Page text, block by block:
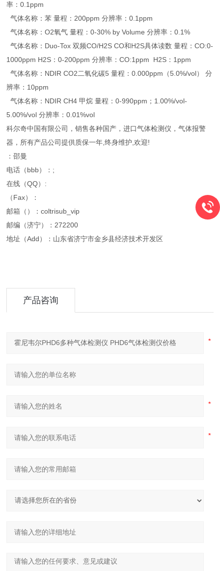
率：0.1ppm
气体名称：苯 量程：200ppm 分辨率：0.1ppm
气体名称：O2氧气 量程：0-30% by Volume 分辨率：0.1%
气体名称：Duo-Tox 双频CO/H2S CO和H2S具体读数 量程：CO:0-
1000ppm H2S：0-200ppm 分辨率：CO:1ppm H2S：1ppm
气体名称：NDIR CO2二氧化碳5 量程：0.000ppm（5.0%/vol） 分
辨率：10ppm
气体名称：NDIR CH4 甲烷 量程：0-990ppm；1.00%/vol-
5.00%/vol 分辨率：0.01%vol
科尔奇中国有限公司，销售各种国产，进口气体检测仪，气体报警
器，所有产品公司提供质保一年,终身维护,欢迎!
：邵曼
电话（bbb）：;
在线（QQ）:
（Fax）：
邮箱（）：coltrisub_vip
邮编（济宁）：272200
地址（Add）：山东省济宁市金乡县经济技术开发区
产品咨询